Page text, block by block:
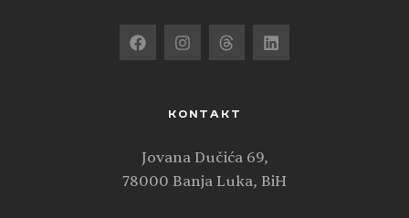
KONTAKT
Jovana Dučića 69,
78000 Banja Luka, BiH